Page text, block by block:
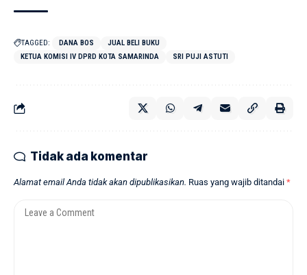
TAGGED: DANA BOS
JUAL BELI BUKU
KETUA KOMISI IV DPRD KOTA SAMARINDA
SRI PUJI ASTUTI
Tidak ada komentar
Alamat email Anda tidak akan dipublikasikan. Ruas yang wajib ditandai *